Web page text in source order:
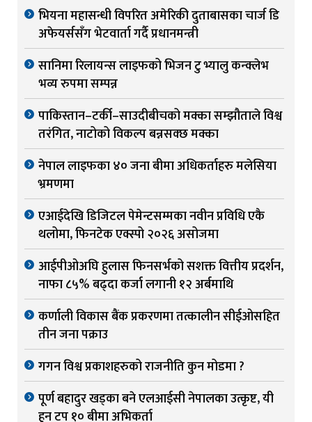
भियना महासन्धी विपरित अमेरिकी दुताबासका चार्ज डि
अफेयर्ससँग भेटवार्ता गर्दै प्रधानमन्त्री
सानिमा रिलायन्स लाइफको भिजन टु भ्यालु कन्क्लेभ
भव्य रुपमा सम्पन्न
पाकिस्तान–टर्की–साउदीबीचको मक्का सम्झौताले विश्व
तरंगित, नाटोको विकल्प बन्नसक्छ मक्का
नेपाल लाइफका ४० जना बीमा अधिकर्ताहरु मलेसिया
भ्रमणमा
एआईदेखि डिजिटल पेमेन्टसम्मका नवीन प्रविधि एकै
थलोमा, फिनटेक एक्स्पो २०२६ असोजमा
आईपीओअघि हुलास फिनसर्भको सशक्त वित्तीय प्रदर्शन,
नाफा ८५% बढ्दा कर्जा लगानी १२ अर्बमाथि
कर्णाली विकास बैंक प्रकरणमा तत्कालीन सीईओसहित
तीन जना पक्राउ
गगन विश्व प्रकाशहरुको राजनीति कुन मोडमा ?
पूर्ण बहादुर खड्का बने एलआईसी नेपालका उत्कृष्ट, यी
हुन टप १० बीमा अभिकर्ता